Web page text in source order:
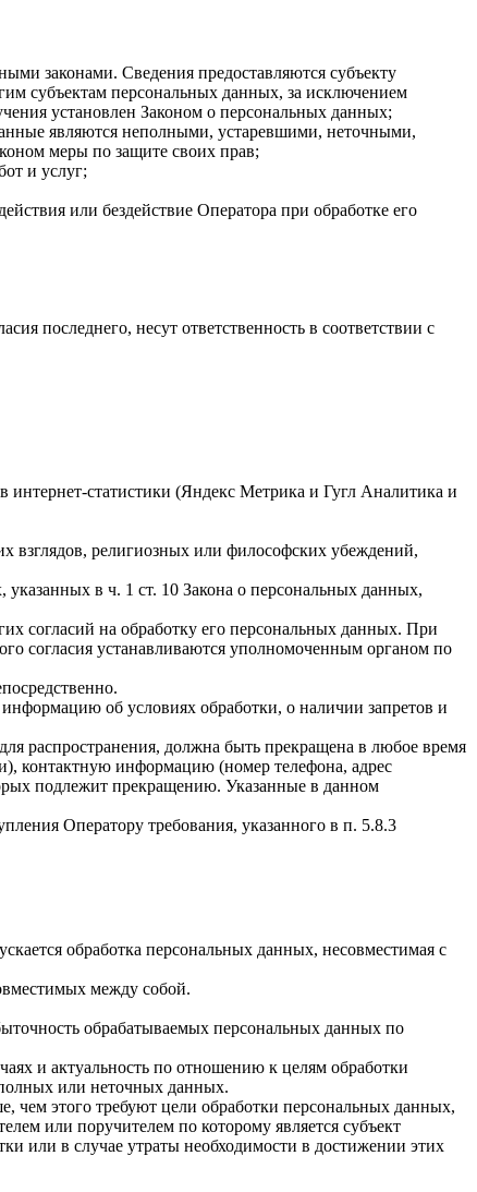
законами. Сведения предоставляются субъекту
субъектам персональных данных, за исключением
установлен Законом о персональных данных;
являются неполными, устаревшими, неточными,
меры по защите своих прав;
и услуг;
или бездействие Оператора при обработке его
последнего, несут ответственность в соответствии с
интернет-статистики (Яндекс Метрика и Гугл Аналитика и
взглядов, религиозных или философских убеждений,
в ч. 1 ст. 10 Закона о персональных данных,
согласий на обработку его персональных данных. При
согласия устанавливаются уполномоченным органом по
информацию об условиях обработки, о наличии запретов и
распространения, должна быть прекращена в любое время
контактную информацию (номер телефона, адрес
подлежит прекращению. Указанные в данном
Оператору требования, указанного в п. 5.8.3
обработка персональных данных, несовместимая с
между собой.
обрабатываемых персональных данных по
и актуальность по отношению к целям обработки
или неточных данных.
чем этого требуют цели обработки персональных данных,
или поручителем по которому является субъект
или в случае утраты необходимости в достижении этих